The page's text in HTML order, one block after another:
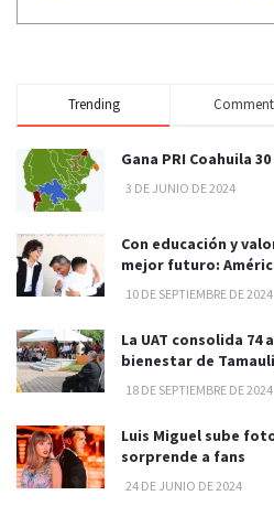
Trending
Gana PRI Coahuila
3 DE JUNIO DE 2024
Con educación y
mejor futuro:
10 DE SEPTIEMBRE DE 2024
La UAT consolida
bienestar de
18 DE SEPTIEMBRE DE 2024
Luis Miguel sube
sorprende a fans
24 DE JUNIO DE 2024